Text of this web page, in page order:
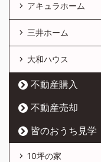
アキュラホーム
三井ホーム
大和ハウス
不動産購入
不動産売却
皆のおうち見学
10坪の家